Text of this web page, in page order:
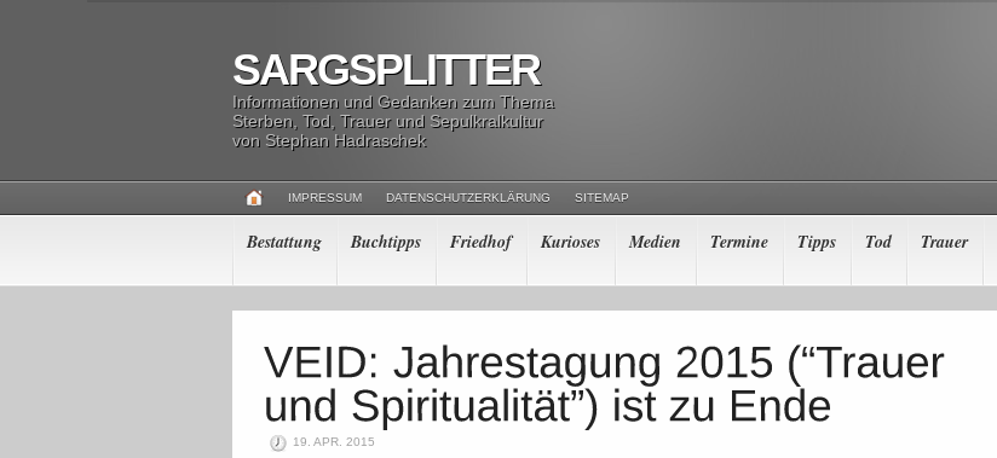
SARGSPLITTER
Informationen und Gedanken zum Thema
Sterben, Tod, Trauer und Sepulkralkultur
von Stephan Hadraschek
IMPRESSUM DATENSCHUTZERKLÄRUNG SITEMAP
Bestattung Buchtipps Friedhof Kurioses Medien Termine Tipps Tod Trauer
19. APR. 2015